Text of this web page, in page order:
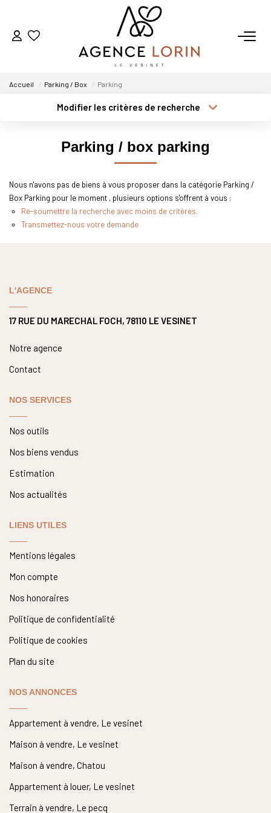
ACHETER
NOTRE AGENCE
Accueil Parking / Box Parking
Modifier les critères de recherche
Surface min
Budget max Plus de critères
Parking / box parking
Nous n'avons pas de biens à vous proposer dans la catégorie Parking /
Box Parking pour le moment , plusieurs options s'offrent à vous :
Re-soumettre la recherche avec moins de critères.
Transmettez-nous votre demande
L'AGENCE
17 RUE DU MARECHAL FOCH, 78110 LE VESINET
Notre agence
Contact
NOS SERVICES
Nos outils
Nos biens vendus
Estimation
Nos actualités
LIENS UTILES
Mentions légales
Mon compte
Nos honoraires
Politique de confidentialité
Politique de cookies
Plan du site
NOS ANNONCES
Appartement à vendre, Le vesinet
Maison à vendre, Le vesinet
Maison à vendre, Chatou
Appartement à louer, Le vesinet
Terrain à vendre, Le pecq